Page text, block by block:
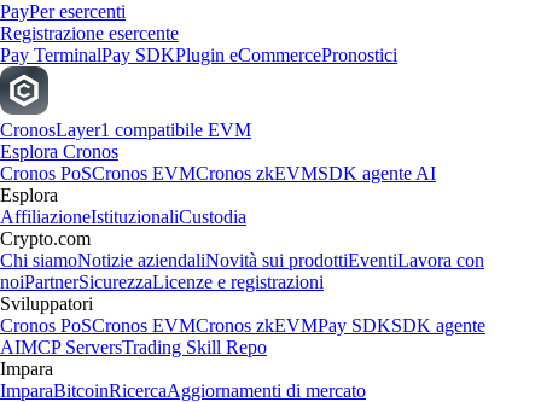
PayPer esercenti
Registrazione esercente
Pay TerminalPay SDKPlugin eCommercePronostici
CronosLayer1 compatibile EVM
Esplora Cronos
Cronos PoSCronos EVMCronos zkEVMSDK agente AI
Esplora
AffiliazioneIstituzionaliCustodia
Crypto.com
Chi siamoNotizie aziendaliNovità sui prodottiEventiLavora con
noiPartnerSicurezzaLicenze e registrazioni
Sviluppatori
Cronos PoSCronos EVMCronos zkEVMPay SDKSDK agente
AIMCP ServersTrading Skill Repo
Impara
ImparaBitcoinRicercaAggiornamenti di mercato